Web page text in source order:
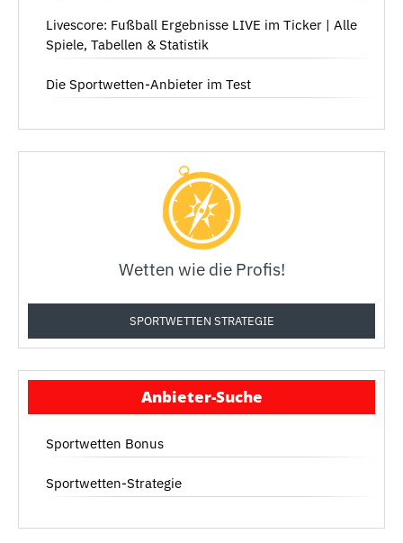
Livescore: Fußball Ergebnisse LIVE im Ticker | Alle
Spiele, Tabellen & Statistik
Die Sportwetten-Anbieter im Test
Wetten wie die Profis!
SPORTWETTEN STRATEGIE
Anbieter-Suche
Sportwetten Bonus
Sportwetten-Strategie